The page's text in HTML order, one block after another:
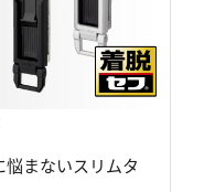
まないスリムタ